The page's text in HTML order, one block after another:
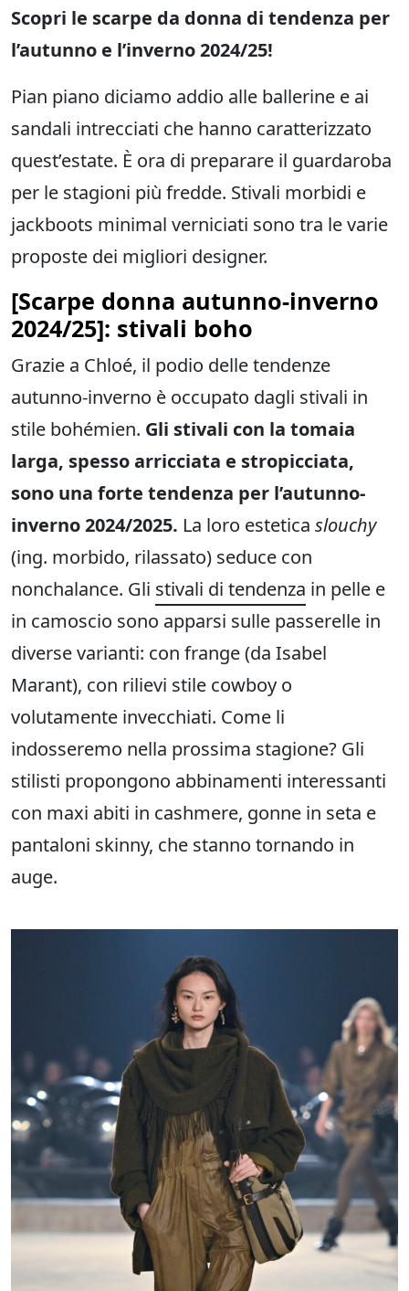
Scopri le scarpe da donna di tendenza per
l’autunno e l’inverno 2024/25!
Pian piano diciamo addio alle ballerine e ai
sandali intrecciati che hanno caratterizzato
quest’estate. È ora di preparare il guardaroba
per le stagioni più fredde. Stivali morbidi e
jackboots minimal verniciati sono tra le varie
proposte dei migliori designer.
[Scarpe donna autunno-inverno
2024/25]: stivali boho
Grazie a Chloé, il podio delle tendenze
autunno-inverno è occupato dagli stivali in
stile bohémien. Gli stivali con la tomaia
larga, spesso arricciata e stropicciata,
sono una forte tendenza per l’autunno-
inverno 2024/2025. La loro estetica slouchy
(ing. morbido, rilassato) seduce con
nonchalance. Gli stivali di tendenza in pelle e
in camoscio sono apparsi sulle passerelle in
diverse varianti: con frange (da Isabel
Marant), con rilievi stile cowboy o
volutamente invecchiati. Come li
indosseremo nella prossima stagione? Gli
stilisti propongono abbinamenti interessanti
con maxi abiti in cashmere, gonne in seta e
pantaloni skinny, che stanno tornando in
auge.